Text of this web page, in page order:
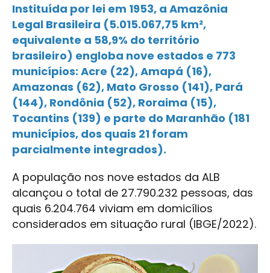
Instituída por lei em 1953, a Amazônia
Legal Brasileira (5.015.067,75 km²,
equivalente a 58,9% do território
brasileiro) engloba nove estados e 773
municípios: Acre (22), Amapá (16),
Amazonas (62), Mato Grosso (141), Pará
(144), Rondônia (52), Roraima (15),
Tocantins (139) e parte do Maranhão (181
municípios, dos quais 21 foram
parcialmente integrados).
A população nos nove estados da ALB
alcançou o total de 27.790.232 pessoas, das
quais 6.204.764 viviam em domicílios
considerados em situação rural (IBGE/2022).